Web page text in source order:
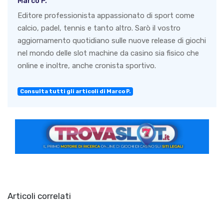
Editore professionista appassionato di sport come
calcio, padel, tennis e tanto altro. Sarò il vostro
aggiornamento quotidiano sulle nuove release di giochi
nel mondo delle slot machine da casino sia fisico che
online e inoltre, anche cronista sportivo.
Consulta tutti gli articoli di Marco P.
Articoli correlati